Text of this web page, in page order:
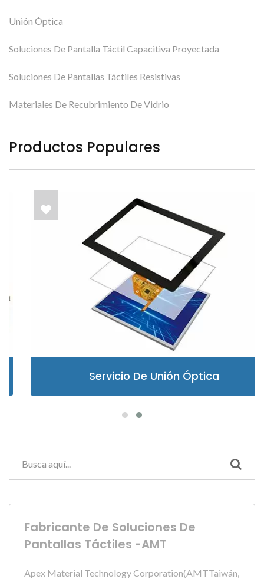
Unión Óptica
Soluciones De Pantalla Táctil Capacitiva Proyectada
Soluciones De Pantallas Táctiles Resistivas
Materiales De Recubrimiento De Vidrio
Productos Populares
Servicio De Unión Óptica
Fabricante De Soluciones De
Pantallas Táctiles -AMT
Apex Material Technology Corporation(AMTTaiwán,